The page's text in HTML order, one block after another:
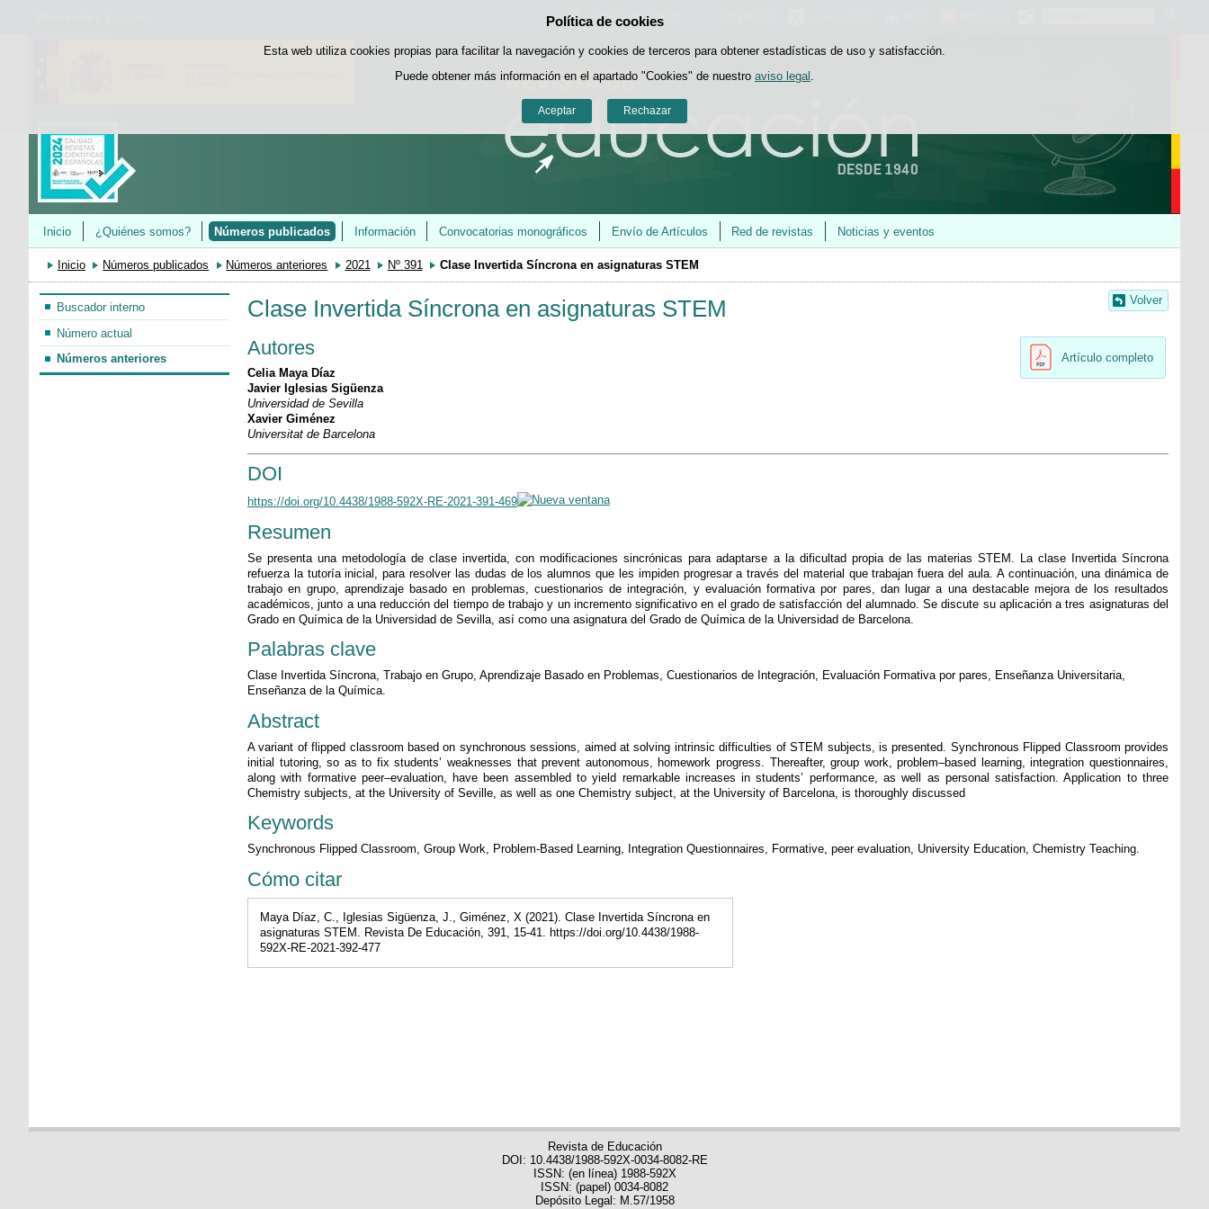
Política de cookies
Esta web utiliza cookies propias para facilitar la navegación y cookies de terceros para obtener estadísticas de uso y satisfacción.
Puede obtener más información en el apartado "Cookies" de nuestro aviso legal
Aceptar Rechazar
Saltar al contenido
BASES DE DATOS
Inicio ¿Quiénes somos? Números publicados Información Convocatorias monográficos Envío de Artículos Red de revistas Noticias y eventos
Inicio Números publicados Números anteriores 2021 Nº 391 Clase Invertida Síncrona en asignaturas STEM
Buscador interno
Número actual
Números anteriores
Volver
Clase Invertida Síncrona en asignaturas STEM
Artículo completo
Autores
Celia Maya Díaz
Javier Iglesias Sigüenza
Universidad de Sevilla
Xavier Giménez
Universitat de Barcelona
DOI
https://doi.org/10.4438/1988-592X-RE-2021-391-469
Resumen
Se presenta una metodología de clase invertida, con modificaciones sincrónicas para adaptarse a la dificultad propia de las materias STEM. La clase Invertida Síncrona
refuerza la tutoría inicial, para resolver las dudas de los alumnos que les impiden progresar a través del material que trabajan fuera del aula. A continuación, una dinámica de
trabajo en grupo, aprendizaje basado en problemas, cuestionarios de integración, y evaluación formativa por pares, dan lugar a una destacable mejora de los resultados
académicos, junto a una reducción del tiempo de trabajo y un incremento significativo en el grado de satisfacción del alumnado. Se discute su aplicación a tres asignaturas del
Grado en Química de la Universidad de Sevilla, así como una asignatura del Grado de Química de la Universidad de Barcelona.
Palabras clave
Clase Invertida Síncrona, Trabajo en Grupo, Aprendizaje Basado en Problemas, Cuestionarios de Integración, Evaluación Formativa por pares, Enseñanza Universitaria,
Enseñanza de la Química.
Abstract
A variant of flipped classroom based on synchronous sessions, aimed at solving intrinsic difficulties of STEM subjects, is presented. Synchronous Flipped Classroom provides
initial tutoring, so as to fix students’ weaknesses that prevent autonomous, homework progress. Thereafter, group work, problem–based learning, integration questionnaires,
along with formative peer–evaluation, have been assembled to yield remarkable increases in students’ performance, as well as personal satisfaction. Application to three
Chemistry subjects, at the University of Seville, as well as one Chemistry subject, at the University of Barcelona, is thoroughly discussed
Keywords
Synchronous Flipped Classroom, Group Work, Problem-Based Learning, Integration Questionnaires, Formative, peer evaluation, University Education, Chemistry Teaching.
Cómo citar
Maya Díaz, C., Iglesias Sigüenza, J., Giménez, X (2021). Clase Invertida Síncrona en
asignaturas STEM. Revista De Educación, 391, 15-41. https://doi.org/10.4438/1988-
592X-RE-2021-392-477
Revista de Educación
DOI: 10.4438/1988-592X-0034-8082-RE
ISSN: (en línea) 1988-592X
ISSN: (papel) 0034-8082
Depósito Legal: M.57/1958